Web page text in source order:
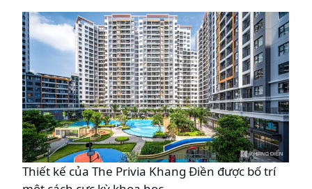
Thiết kế của The Privia Khang Điền được bố trí